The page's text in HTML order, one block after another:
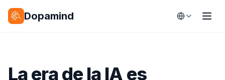
Dopamind
La era de la IA es